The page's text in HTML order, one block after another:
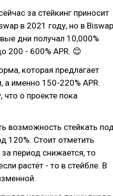
за стейкинг приносит
в 2021 году, но в Biswap
дни получал 10,000%
200 - 600% APR. 😊
которая предлагает
а именно 150-220% APR.
о проекте пока
возможность стейкать
120%. Стоит отметить
период снижается, то
растёт - то в стейбле. В